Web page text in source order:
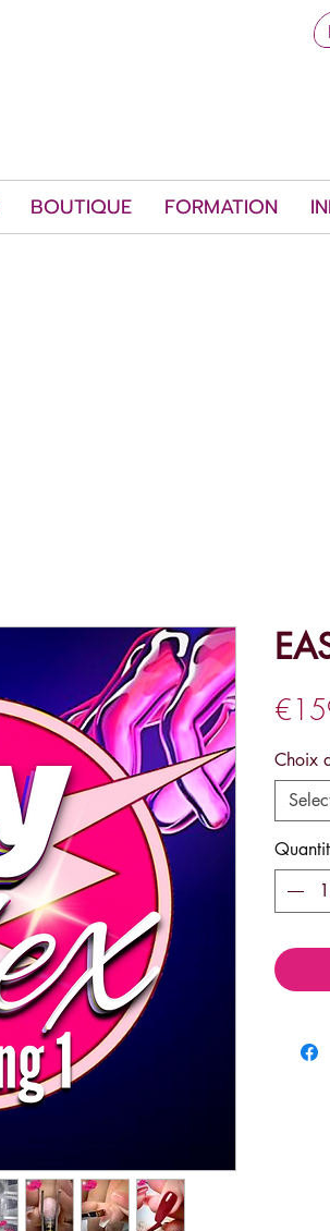
Choix
BOUTIQUE FORMATION